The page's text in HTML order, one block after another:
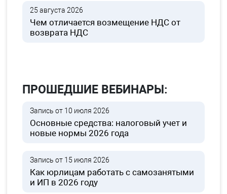
25 августа 2026
Чем отличается возмещение НДС от
возврата НДС
ПРОШЕДШИЕ ВЕБИНАРЫ:
Запись от 10 июля 2026
Основные средства: налоговый учет и
новые нормы 2026 года
Запись от 15 июля 2026
Как юрлицам работать с самозанятыми
и ИП в 2026 году